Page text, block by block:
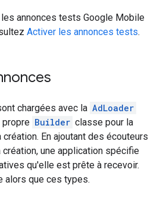
annonces tests Google Mobile
Activer les annonces tests.
chargées avec la AdLoader
Builder classe pour la
En ajoutant des écouteurs
création, une application spécifie
qu'elle est prête à recevoir.
alors que ces types.